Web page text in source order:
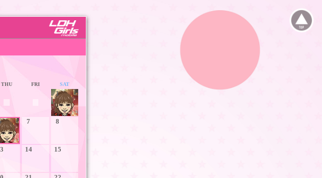
THU FRI SAT
1
7 8
14 15